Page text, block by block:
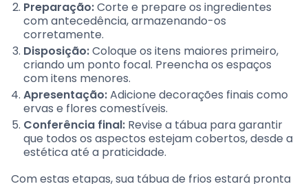
Preparação:Corte e prepare os ingredientes
com antecedência, armazenando-os
corretamente.
Disposição:Coloque os itens maiores primeiro,
criando um ponto focal. Preencha os espaços
com itens menores.
Apresentação:Adicione decorações finais como
ervas e flores comestíveis.
Conferência final: Revise a tábua para garantir
que todos os aspectos estejam cobertos, desde a
estética até a praticidade.
Com estas etapas, sua tábua de frios estará pronta